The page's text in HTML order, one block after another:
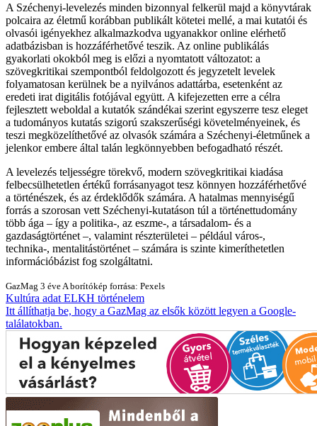
A Széchenyi-levelezés minden bizonnyal felkerül majd a könyvtárak
polcaira az életmű korábban publikált kötetei mellé, a mai kutatói és
olvasói igényekhez alkalmazkodva ugyanakkor online elérhető
adatbázisban is hozzáférhetővé teszik. Az online publikálás
gyakorlati okokból meg is előzi a nyomtatott változatot: a
szövegkritikai szempontból feldolgozott és jegyzetelt levelek
folyamatosan kerülnek be a nyilvános adattárba, esetenként az
eredeti irat digitális fotójával együtt. A kifejezetten erre a célra
fejlesztett weboldal a kutatók szándékai szerint egyszerre tesz eleget
a tudományos kutatás szigorú szakszerűségi követelményeinek, és
teszi megközelíthetővé az olvasók számára a Széchenyi-életműnek a
jelenkor embere által talán legkönnyebben befogadható részét.
A levelezés teljességre törekvő, modern szövegkritikai kiadása
felbecsülhetetlen értékű forrásanyagot tesz könnyen hozzáférhetővé
a történészek, és az érdeklődők számára. A hatalmas mennyiségű
forrás a szorosan vett Széchenyi-kutatáson túl a történettudomány
több ága ‒ így a politika-, az eszme-, a társadalom- és a
gazdaságtörténet ‒, valamint részterületei ‒ például város-,
technika-, mentalitástörténet ‒ számára is szinte kimeríthetetlen
információbázist fog szolgáltatni.
GazMag 3 éve A borítókép forrása: Pexels
Kultúra adat ELKH történelem
Itt állíthatja be, hogy a GazMag az elsők között legyen a Google-
találatokban.